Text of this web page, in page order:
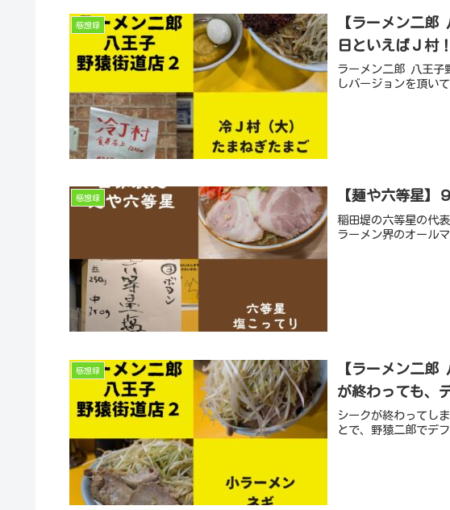
感想録
【ラーメン二
日といえばＪ村！
ラーメン二郎 八王子
しバージョンを頂い
感想録 【麺や六等星】
稲田堤の六等星の代
ラーメン界のオール
感想録
【ラーメン二
が終わっても、
シークが終わってし
とで、野猿二郎でデ